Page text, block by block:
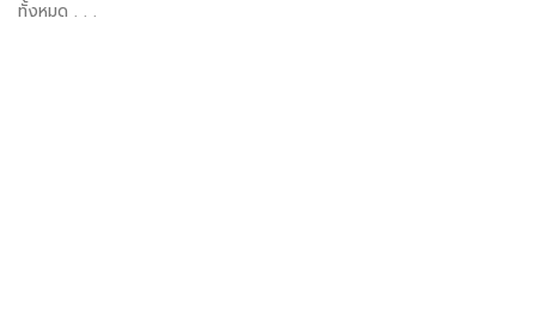
ทั้งหมด . . .